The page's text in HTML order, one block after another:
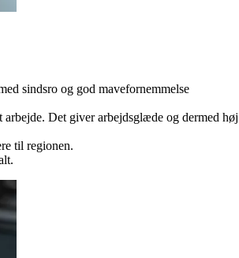
sindsro og god mavefornemmelse
Det giver arbejdsglæde og dermed
til regionen.